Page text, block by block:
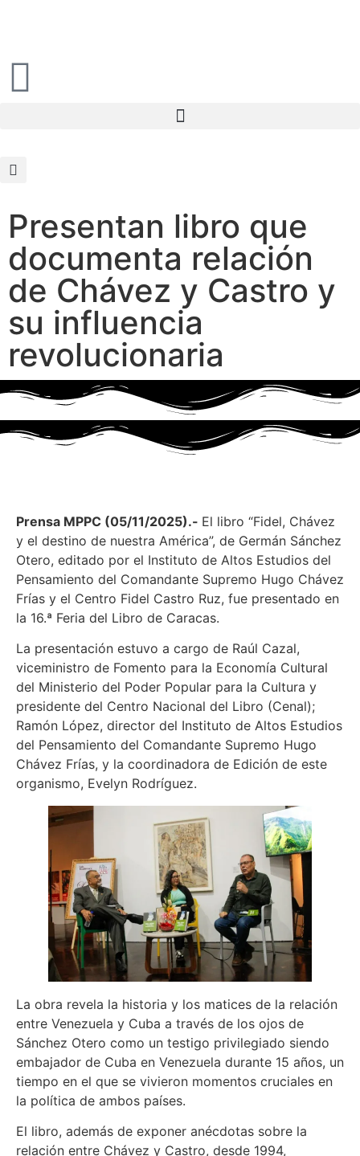
Presentan libro que
documenta relación
de Chávez y Castro y
su influencia
revolucionaria
Prensa MPPC (05/11/2025).- El libro “Fidel, Chávez
y el destino de nuestra América”, de Germán Sánchez
Otero, editado por el Instituto de Altos Estudios del
Pensamiento del Comandante Supremo Hugo Chávez
Frías y el Centro Fidel Castro Ruz, fue presentado en
la 16.ª Feria del Libro de Caracas.
La presentación estuvo a cargo de Raúl Cazal,
viceministro de Fomento para la Economía Cultural
del Ministerio del Poder Popular para la Cultura y
presidente del Centro Nacional del Libro (Cenal);
Ramón López, director del Instituto de Altos Estudios
del Pensamiento del Comandante Supremo Hugo
Chávez Frías, y la coordinadora de Edición de este
organismo, Evelyn Rodríguez.
La obra revela la historia y los matices de la relación
entre Venezuela y Cuba a través de los ojos de
Sánchez Otero como un testigo privilegiado siendo
embajador de Cuba en Venezuela durante 15 años, un
tiempo en el que se vivieron momentos cruciales en
la política de ambos países.
El libro, además de exponer anécdotas sobre la
relación entre Chávez y Castro, desde 1994,